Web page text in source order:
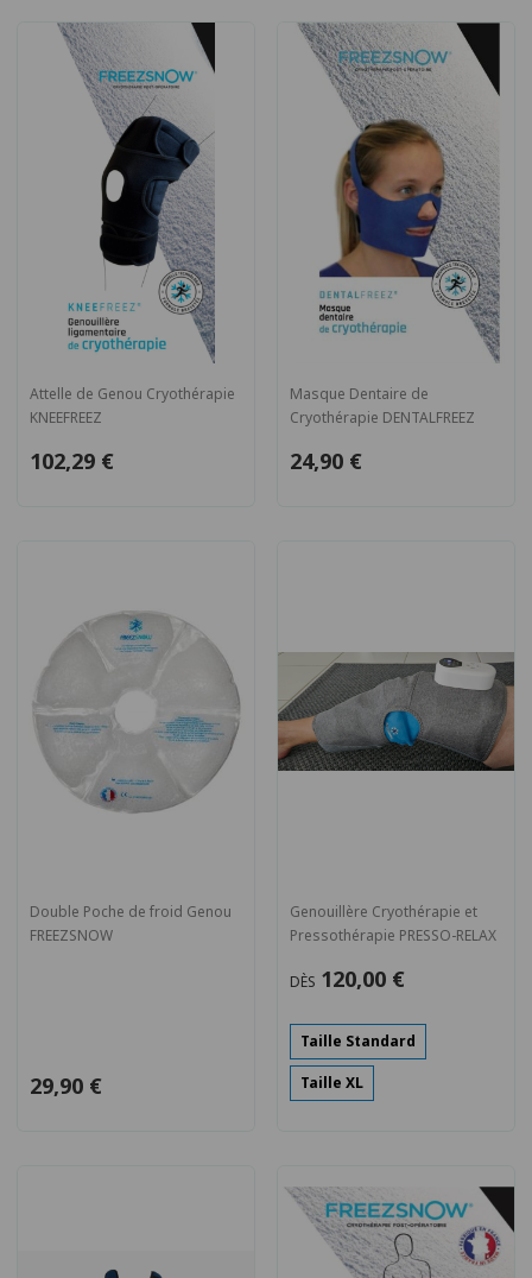
Attelle de Genou Cryothérapie
KNEEFREEZ
102,29 €
Masque Dentaire de
Cryothérapie DENTALFREEZ
24,90 €
Double Poche de froid Genou
FREEZSNOW
29,90 €
Genouillère Cryothérapie et
Pressothérapie PRESSO-RELAX
DÈS 120,00 €
Taille Standard
Taille XL